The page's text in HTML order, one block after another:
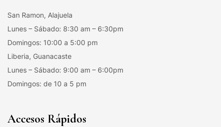
San Ramon, Alajuela
Lunes – Sábado: 8:30 am – 6:30pm
Domingos: 10:00 a 5:00 pm
Liberia, Guanacaste
Lunes – Sábado: 9:00 am – 6:00pm
Domingos: de 10 a 5 pm
Accesos Rápidos